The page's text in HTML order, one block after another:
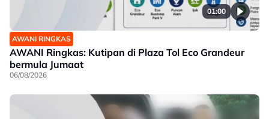
01:00
AWANI RINGKAS
AWANI Ringkas: Kutipan di Plaza Tol Eco Grandeur
bermula Jumaat
06/08/2026